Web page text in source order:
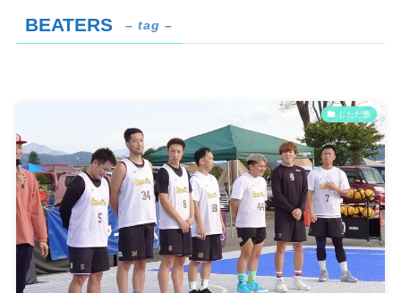
BEATERS – tag –
しただ塾